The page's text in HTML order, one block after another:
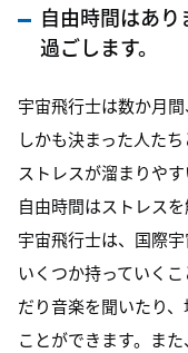
自由時間はあ
過ごします。
宇宙飛行士は数か月
しかも決まった人た
ストレスが溜まりや
自由時間はストレス
宇宙飛行士は、国際
いくつか持っていく
だり音楽を聞いたり
ことができます。ま